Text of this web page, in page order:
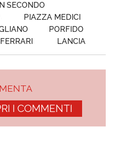
SECONDO
PIAZZA MEDICI
PORFIDO
FERRARI LANCIA
I COMMENTI